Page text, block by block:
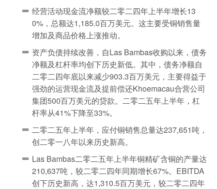
经营活动现金流净额较二零二四年上半年增长13
0%，总额达1,185.0百万美元。这主要受铜销售量
增加及商品价格上涨推动。
资产负债持续改善，自Las Bambas收购以来，债务
净额及杠杆率均创下历史新低。其中，债务净额自
二零二四年底以来减少903.3百万美元，主要得益于
强劲的运营现金流及提前偿还Khoemacau合营公司
集团500百万美元的贷款。二零二五年上半年，杠
杆率从41%下降至33%。
二零二五年上半年，应付铜销售总量达237,651吨，
创二零一八年以来历史新高。
Las Bambas二零二五年上半年铜精矿含铜的产量达
210,637吨，较二零二四年同期增长67%。EBITDA
创下历史新高，达1,310.5百万美元，较二零二四年